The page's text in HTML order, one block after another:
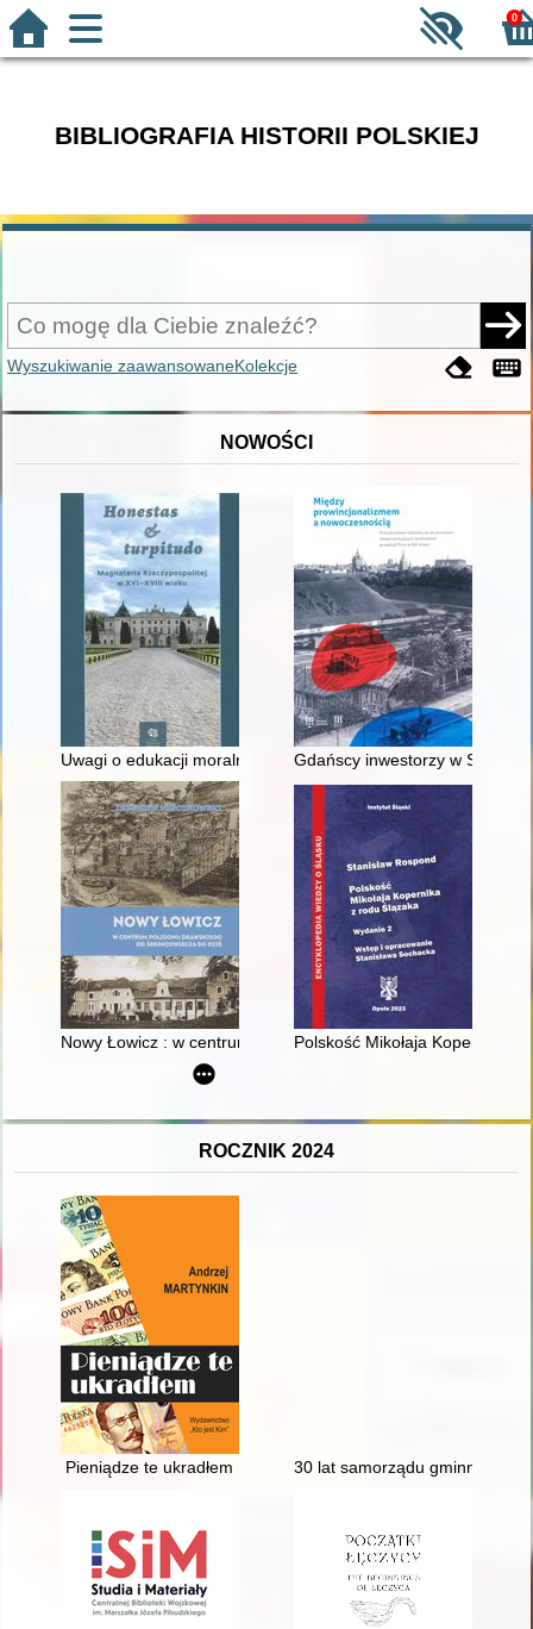
0
BIBLIOGRAFIA HISTORII POLSKIEJ
Wyszukiwanie zaawansowaneKolekcje
NOWOŚCI
Uwagi o edukacji moralnej synów szlacheckich w XVI-
Gdańscy inwestorzy w
Nowy Łowicz : w centrum poligonu drawskiego od
Polskość Mikołaja Kopernika z
ROCZNIK 2024
Pieniądze te ukradłem 30 lat samorządu gminnego -